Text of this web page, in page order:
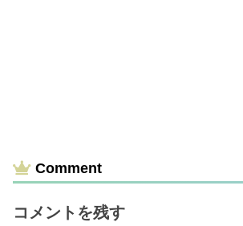
Comment
コメントを残す